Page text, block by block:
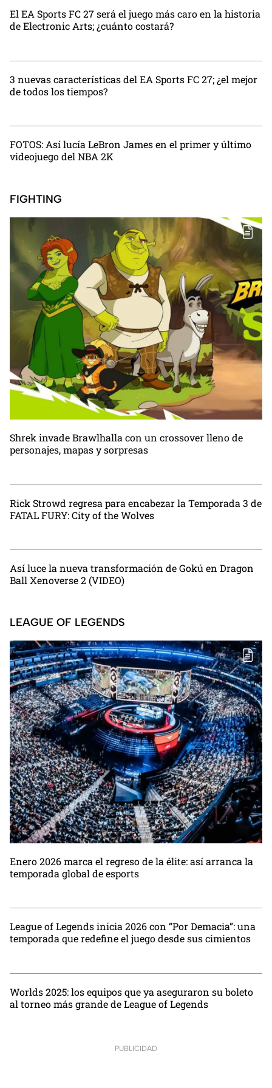
El EA Sports FC 27 será el juego más caro en la historia
de Electronic Arts; ¿cuánto costará?
3 nuevas características del EA Sports FC 27; ¿el mejor
de todos los tiempos?
FOTOS: Así lucía LeBron James en el primer y último
videojuego del NBA 2K
FIGHTING
Shrek invade Brawlhalla con un crossover lleno de
personajes, mapas y sorpresas
Rick Strowd regresa para encabezar la Temporada 3 de
FATAL FURY: City of the Wolves
Así luce la nueva transformación de Gokú en Dragon
Ball Xenoverse 2 (VIDEO)
LEAGUE OF LEGENDS
Enero 2026 marca el regreso de la élite: así arranca la
temporada global de esports
League of Legends inicia 2026 con “Por Demacia”: una
temporada que redefine el juego desde sus cimientos
Worlds 2025: los equipos que ya aseguraron su boleto
al torneo más grande de League of Legends
PUBLICIDAD